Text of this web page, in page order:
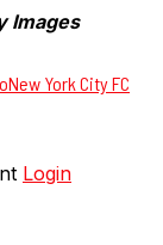
Images
New York City FC
Login